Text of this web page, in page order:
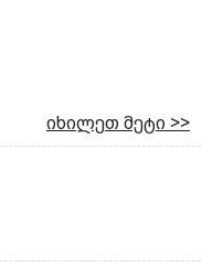
იხილეთ მეტი >>